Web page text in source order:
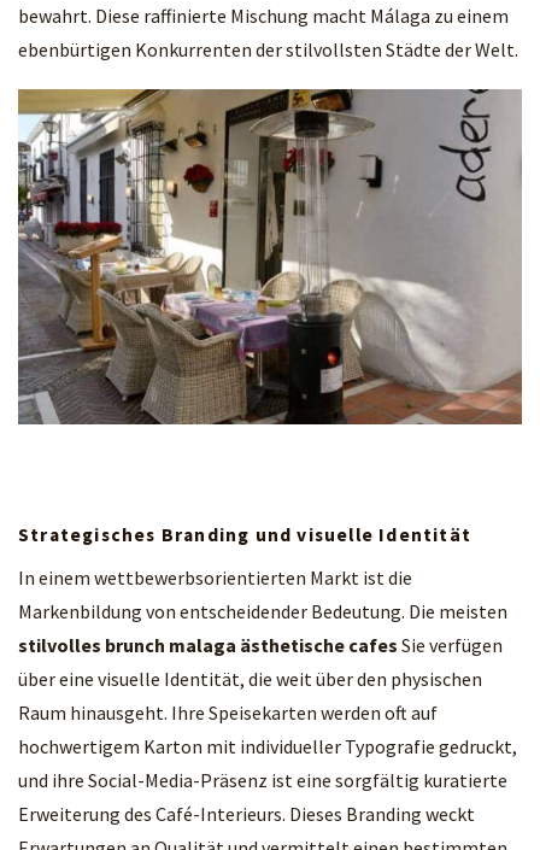
bewahrt. Diese raffinierte Mischung macht Málaga zu einem
ebenbürtigen Konkurrenten der stilvollsten Städte der Welt.
Strategisches Branding und visuelle Identität
In einem wettbewerbsorientierten Markt ist die
Markenbildung von entscheidender Bedeutung. Die meisten
stilvolles brunch malaga ästhetische cafes Sie verfügen
über eine visuelle Identität, die weit über den physischen
Raum hinausgeht. Ihre Speisekarten werden oft auf
hochwertigem Karton mit individueller Typografie gedruckt,
und ihre Social-Media-Präsenz ist eine sorgfältig kuratierte
Erweiterung des Café-Interieurs. Dieses Branding weckt